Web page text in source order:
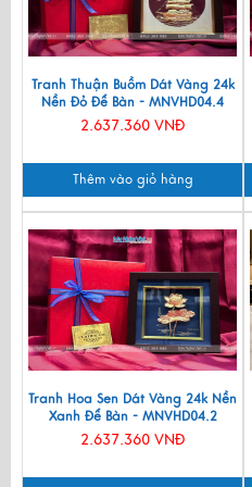
Tranh Thuận Buồm Dát Vàng 24k
Nền Đỏ Để Bàn - MNVHD04.4
2.637.360 VNĐ
Thêm vào giỏ hàng
Tranh Hoa Sen Dát Vàng 24k Nền
Xanh Để Bàn - MNVHD04.2
2.637.360 VNĐ